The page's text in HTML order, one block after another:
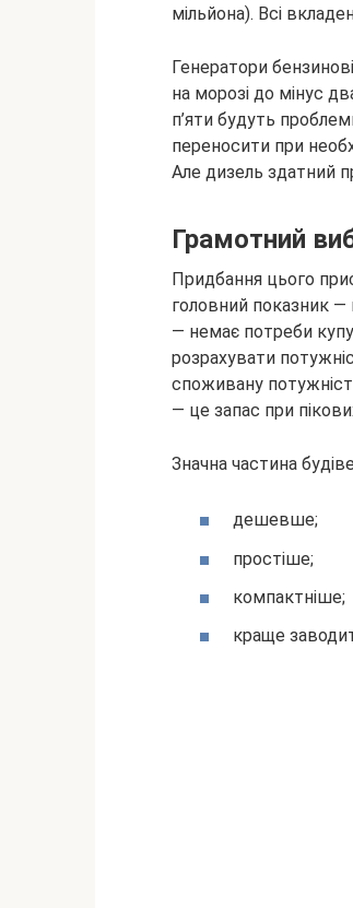
мільйона). Всі
Генератори
на морозі до мінус
п’яти будуть
переносити при
Але дизель здатний
Грамотний
Придбання цього
головний показник —
— немає потреби
розрахувати
споживану
— це запас при
Значна частина
дешевше;
простіше;
компактніше;
краще